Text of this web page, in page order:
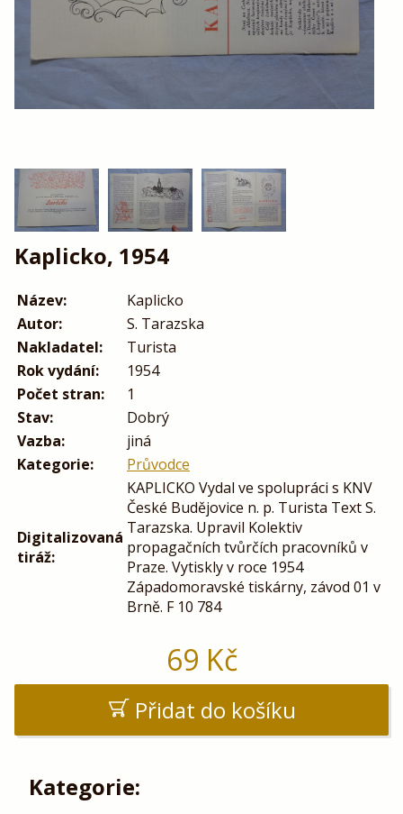
Kaplicko, 1954
Název:
Kaplicko
Autor:
S. Tarazska
Nakladatel:
Turista
Rok vydání:
1954
Počet stran:
1
Stav:
Dobrý
Vazba:
jiná
Kategorie:
Průvodce
Digitalizovaná
tiráž:
KAPLICKO Vydal ve spolupráci s KNV
České Budějovice n. p. Turista Text S.
Tarazska. Upravil Kolektiv
propagačních tvůrčích pracovníků v
Praze. Vytiskly v roce 1954
Západomoravské tiskárny, závod 01 v
Brně. F 10 784
69 Kč
Přidat do košíku
Kategorie: